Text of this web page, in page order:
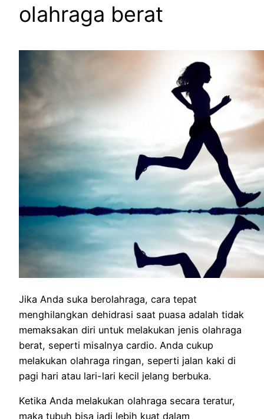
olahraga berat
Jika Anda suka berolahraga, cara tepat
menghilangkan dehidrasi saat puasa adalah tidak
memaksakan diri untuk melakukan jenis olahraga
berat, seperti misalnya cardio. Anda cukup
melakukan olahraga ringan, seperti jalan kaki di
pagi hari atau lari-lari kecil jelang berbuka.
Ketika Anda melakukan olahraga secara teratur,
maka tubuh bisa jadi lebih kuat dalam